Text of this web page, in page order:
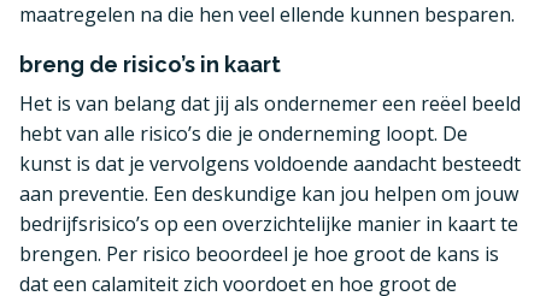
maatregelen na die hen veel ellende kunnen besparen.
breng de risico’s in kaart
Het is van belang dat jij als ondernemer een reëel beeld
hebt van alle risico’s die je onderneming loopt. De
kunst is dat je vervolgens voldoende aandacht besteedt
aan preventie. Een deskundige kan jou helpen om jouw
bedrijfsrisico’s op een overzichtelijke manier in kaart te
brengen. Per risico beoordeel je hoe groot de kans is
dat een calamiteit zich voordoet en hoe groot de